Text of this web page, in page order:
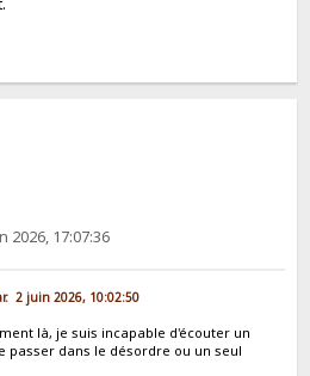
2026, 17:07:36
2 juin 2026, 10:02:50
là, je suis incapable d'écouter un
passer dans le désordre ou un seul